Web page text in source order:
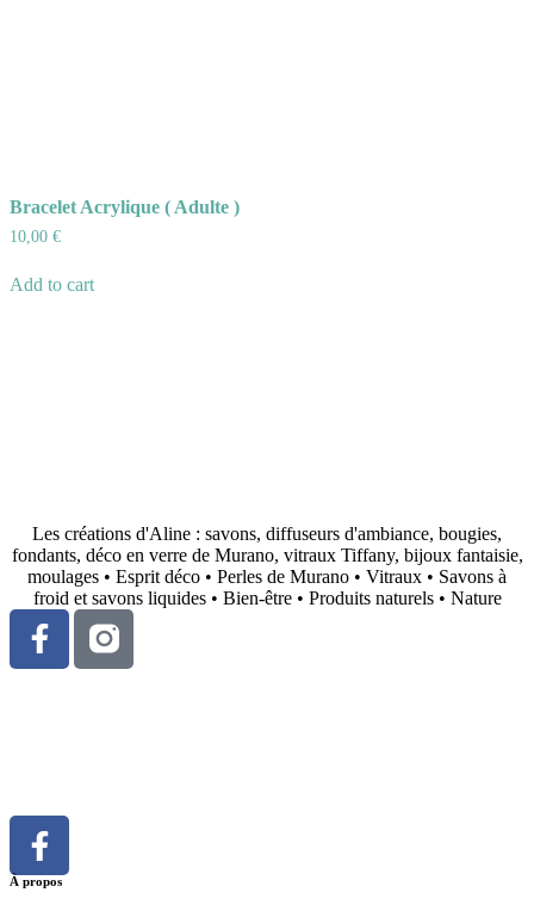
Bracelet Acrylique ( Adulte )
10,00 €
Add to cart
Les créations d'Aline : savons, diffuseurs d'ambiance, bougies,
fondants, déco en verre de Murano, vitraux Tiffany, bijoux fantaisie,
moulages • Esprit déco • Perles de Murano • Vitraux • Savons à
froid et savons liquides • Bien-être • Produits naturels • Nature
À propos